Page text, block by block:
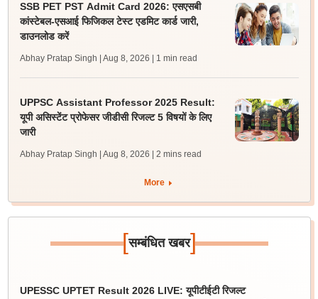
SSB PET PST Admit Card 2026: एसएसबी
कांस्टेबल-एसआई फिजिकल टेस्ट एडमिट कार्ड जारी,
डाउनलोड करें
Abhay Pratap Singh | Aug 8, 2026 | 1 min read
UPPSC Assistant Professor 2025 Result:
यूपी असिस्टेंट प्रोफेसर जीडीसी रिजल्ट 5 विषयों के लिए
जारी
Abhay Pratap Singh | Aug 8, 2026 | 2 mins read
More
[सम्बंधित खबर]
UPESSC UPTET Result 2026 LIVE: यूपीटीईटी रिजल्ट